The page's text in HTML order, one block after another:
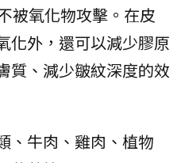
被氧化物攻擊。在皮
化外，還可以減少膠原
質、減少皺紋深度的效
、牛肉、雞肉、植物